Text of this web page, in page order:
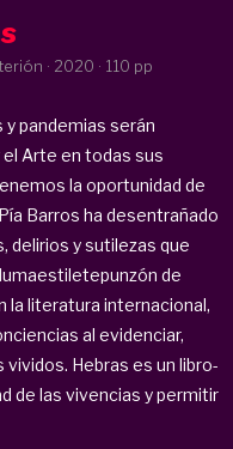
· 2020 · 110 pp
pandemias serán
Arte en todas sus
la oportunidad de
Barros ha desentrañado
delirios y sutilezas que
de
la literatura internacional,
al evidenciar,
Hebras es un libro-
de las vivencias y permitir